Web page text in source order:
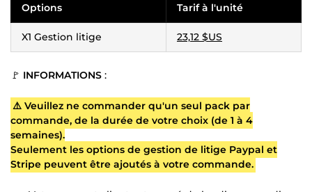
Options Tarif à l'unité
X1 Gestion litige 23,12 $US
🚩 INFORMATIONS :
⚠️ Veuillez ne commander qu'un seul pack par
commande, de la durée de votre choix (de 1 à 4
semaines).
Seulement les options de gestion de litige Paypal et
Stripe peuvent être ajoutés à votre commande.